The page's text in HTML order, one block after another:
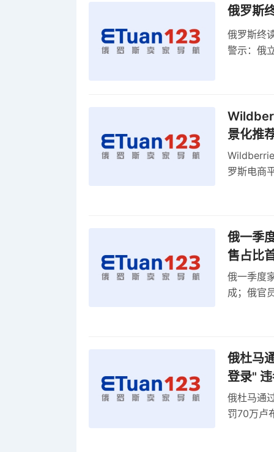
俄罗斯
俄罗斯终
警示：俄
景化推
罗斯电商
俄一季
售占比
俄一季度
成；俄官
俄杜马
登录"
俄杜马通
罚70万卢